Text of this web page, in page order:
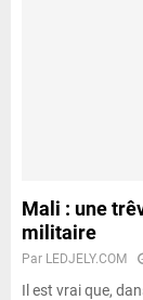
Mali : une
militaire
Par LEDJELY.COM
Il est vrai que,